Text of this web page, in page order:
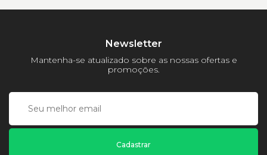
Newsletter
Mantenha-se atualizado sobre as nossas ofertas e
promoções.
Cadastrar